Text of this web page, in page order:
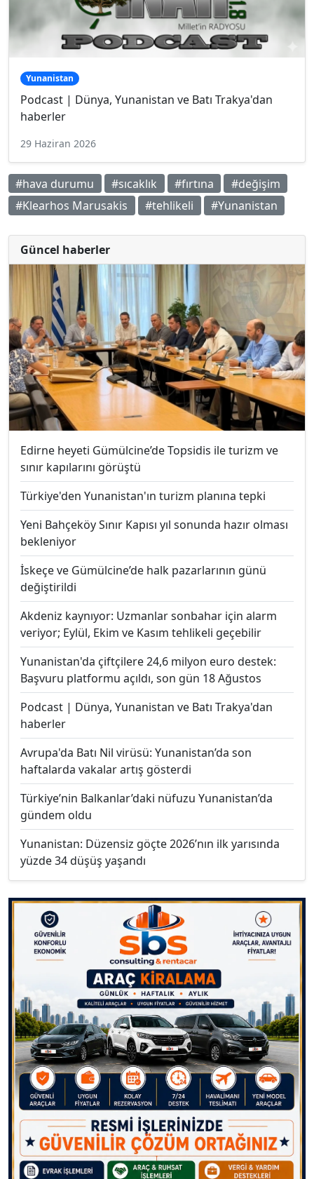
Yunanistan
Podcast | Dünya, Yunanistan ve Batı Trakya'dan
haberler
29 Haziran 2026
#hava durumu #sıcaklık #fırtına
#değişim
#Klearhos Marusakis
#tehlikeli #Yunanistan
Güncel haberler
Edirne heyeti Gümülcine’de Topsidis ile turizm ve
sınır kapılarını görüştü
Türkiye'den Yunanistan'ın turizm planına tepki
Yeni Bahçeköy Sınır Kapısı yıl sonunda hazır olması
bekleniyor
İskeçe ve Gümülcine’de halk pazarlarının günü
değiştirildi
Akdeniz kaynıyor: Uzmanlar sonbahar için alarm
veriyor; Eylül, Ekim ve Kasım tehlikeli geçebilir
Yunanistan'da çiftçilere 24,6 milyon euro destek:
Başvuru platformu açıldı, son gün 18 Ağustos
Podcast | Dünya, Yunanistan ve Batı Trakya'dan
haberler
Avrupa'da Batı Nil virüsü: Yunanistan’da son
haftalarda vakalar artış gösterdi
Türkiye’nin Balkanlar’daki nüfuzu Yunanistan’da
gündem oldu
Yunanistan: Düzensiz göçte 2026’nın ilk yarısında
yüzde 34 düşüş yaşandı